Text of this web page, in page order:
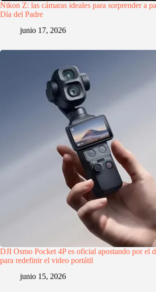
Nikon Z: las cámaras ideales para sorprender a
Día del Padre
junio 17, 2026
DJI Osmo Pocket 4P es oficial apostando por el
para redefinir el video portátil
junio 15, 2026